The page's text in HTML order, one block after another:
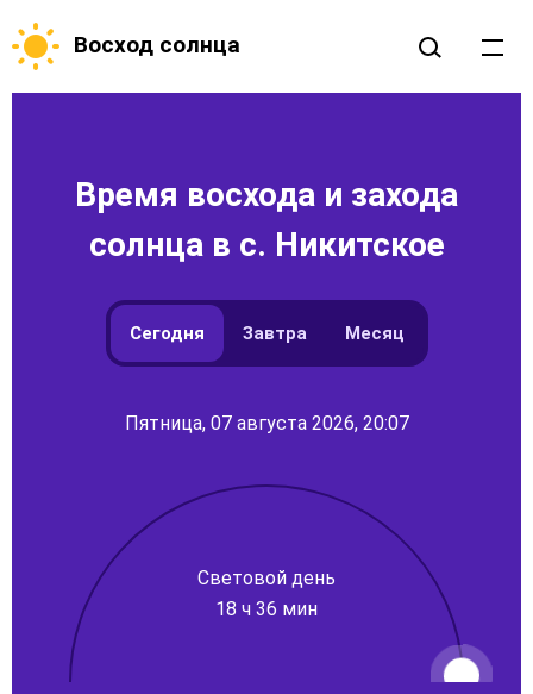
Восход солнца
Время восхода и захода
солнца в с. Никитское
Сегодня Завтра Месяц
Пятница, 07 августа 2026, 20:07
Световой день
18 ч 36 мин